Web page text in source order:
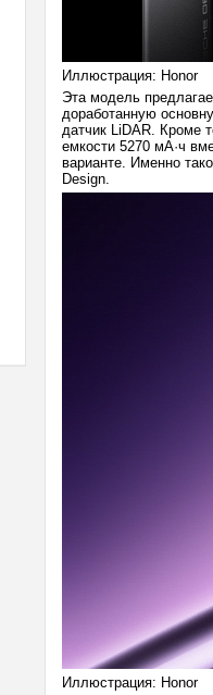
Иллюстрация: Honor
Эта модель
доработанную
датчик LiDAR. Кроме
емкости 5270 мА·ч
варианте. Именно
Design.
Иллюстрация: Honor